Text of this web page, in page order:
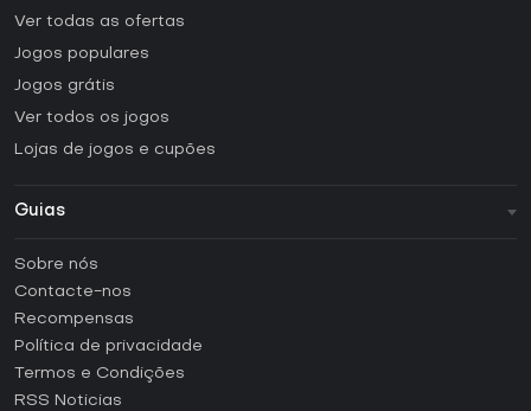
Ver todas as ofertas
Jogos populares
Jogos grátis
Ver todos os jogos
Lojas de jogos e cupões
Guias
Como ativar uma CD Key Steam?
Como ativar uma CD Key Epic Games?
Como ativar uma CD Key GOG?
Sobre nós
Contacte-nos
Recompensas
Política de privacidade
Termos e Condições
RSS Noticias